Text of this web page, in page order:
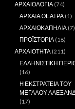
ΑΡΧΑΙΟΛΟΓΙΑ (74)
ΑΡΧΑΙΑ ΘΕΑΤΡΑ (1)
ΑΡΧΑΙΟΚΑΠΗΛΙΑ (7)
ΠΡΟΪΣΤΟΡΙΑ (18)
ΑΡΧΑΙΟΤΗΤΑ (211)
ΕΛΛΗΝΙΣΤΙΚΗ
(16)
Η ΕΚΣΤΡΑΤΕΙΑ ΤΟΥ
ΜΕΓΑΛΟΥ
(17)